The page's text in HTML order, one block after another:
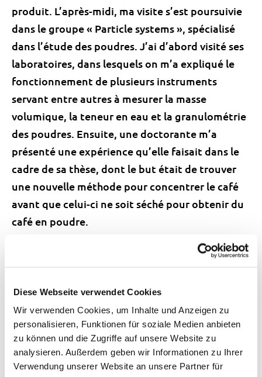
Diese Webseite verwendet Cookies
Wir verwenden Cookies, um Inhalte und Anzeigen zu
personalisieren, Funktionen für soziale Medien anbieten
zu können und die Zugriffe auf unsere Website zu
analysieren. Außerdem geben wir Informationen zu Ihrer
Verwendung unserer Website an unsere Partner für
produit. L’après-midi, ma visite s’est poursuivie
dans le groupe « Particle systems », spécialisé
dans l’étude des poudres. J’ai d’abord visité ses
laboratoires, dans lesquels on m’a expliqué le
fonctionnement de plusieurs instruments
servant entre autres à mesurer la masse
volumique, la teneur en eau et la granulométrie
des poudres. Ensuite, une doctorante m’a
présenté une expérience qu’elle faisait dans le
cadre de sa thèse, dont le but était de trouver
une nouvelle méthode pour concentrer le café
avant que celui-ci ne soit séché pour obtenir du
café en poudre.